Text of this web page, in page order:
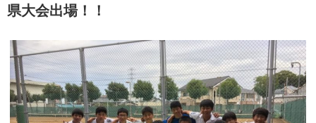
県大会出場！！